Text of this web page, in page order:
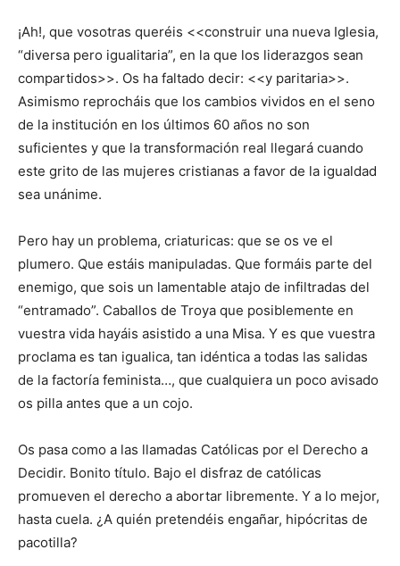
¡Ah!, que vosotras queréis <<construir una nueva Iglesia,
“diversa pero igualitaria”, en la que los liderazgos sean
compartidos>>. Os ha faltado decir: <<y paritaria>>.
Asimismo reprocháis que los cambios vividos en el seno
de la institución en los últimos 60 años no son
suficientes y que la transformación real llegará cuando
este grito de las mujeres cristianas a favor de la igualdad
sea unánime.
Pero hay un problema, criaturicas: que se os ve el
plumero. Que estáis manipuladas. Que formáis parte del
enemigo, que sois un lamentable atajo de infiltradas del
“entramado”. Caballos de Troya que posiblemente en
vuestra vida hayáis asistido a una Misa. Y es que vuestra
proclama es tan igualica, tan idéntica a todas las salidas
de la factoría feminista…, que cualquiera un poco avisado
os pilla antes que a un cojo.
Os pasa como a las llamadas Católicas por el Derecho a
Decidir. Bonito título. Bajo el disfraz de católicas
promueven el derecho a abortar libremente. Y a lo mejor,
hasta cuela. ¿A quién pretendéis engañar, hipócritas de
pacotilla?